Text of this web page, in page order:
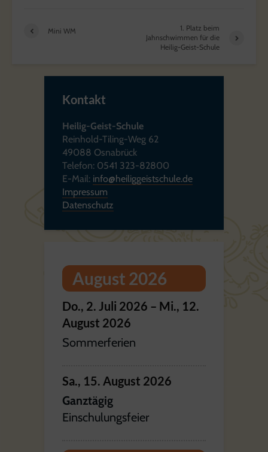
Mini WM
1. Platz beim
Jahnschwimmen für die
Heilig-Geist-Schule
Kontakt
Heilig-Geist-Schule
Reinhold-Tiling-Weg 62
49088 Osnabrück
Telefon: 0541 323-82800
E-Mail: info@heiliggeistschule.de
Impressum
Datenschutz
August 2026
Do., 2. Juli 2026 – Mi., 12.
August 2026
Sommerferien
Sa., 15. August 2026
Ganztägig
Einschulungsfeier